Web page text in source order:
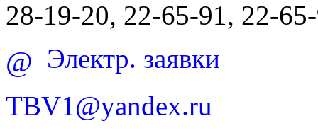
28-19-20, 22-65-91, 22-
@ Электр. заявки
TBV1@yandex.ru